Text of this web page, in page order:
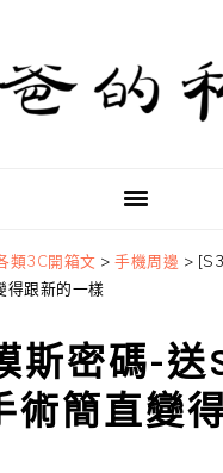
類3C開箱文 >手機周邊 >
得跟新的一樣
斯密碼-送
術簡直變